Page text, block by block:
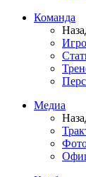
Команда
Медиа